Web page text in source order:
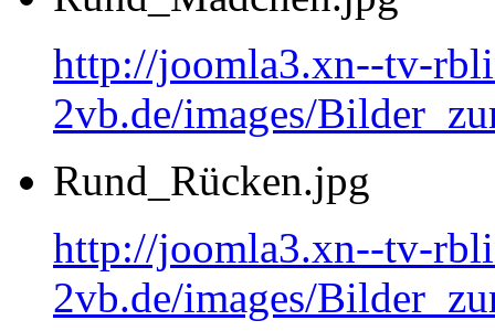
http://joomla3.xn--tv-
2vb.de/images/
Rund_Rücken.jpg
http://joomla3.xn--tv-
2vb.de/images/